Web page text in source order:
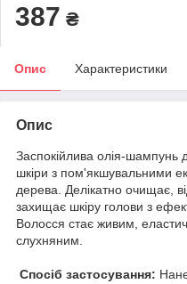
387 ₴
Опис Характеристики
Опис
Заспокійлива олія-шампунь
шкіри з пом'якшувальними
дерева. Делікатно очищає,
захищає шкіру голови з
Волосся стає живим,
слухняним.
Спосіб застосування: